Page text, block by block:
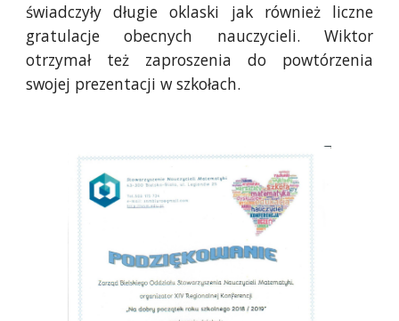
świadczyły długie oklaski jak również liczne
gratulacje obecnych nauczycieli. Wiktor
otrzymał też zaproszenia do powtórzenia
swojej prezentacji w szkołach.